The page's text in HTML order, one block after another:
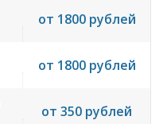
от 1800 рублей
от 1800 рублей
от 350 рублей